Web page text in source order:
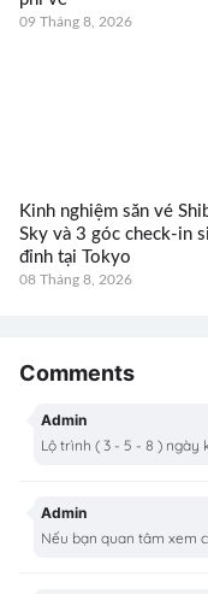
09 Tháng 8, 2026
Kinh nghiệm săn vé
Sky và 3 góc check-in
đỉnh tại Tokyo
08 Tháng 8, 2026
Comments
Admin
Lộ trình ( 3 - 5 - 8 ) ngày
Admin
Nếu bạn quan tâm xem